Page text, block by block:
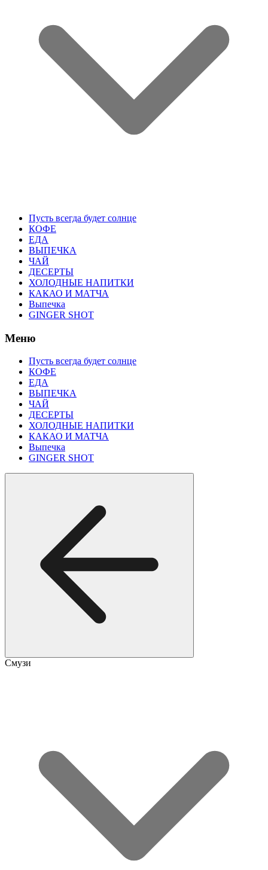
Пусть всегда будет солнце
КОФЕ
ЕДА
ВЫПЕЧКА
ЧАЙ
ДЕСЕРТЫ
ХОЛОДНЫЕ НАПИТКИ
КАКАО И МАТЧА
Выпечка
GINGER SHOT
Меню
Пусть всегда будет солнце
КОФЕ
ЕДА
ВЫПЕЧКА
ЧАЙ
ДЕСЕРТЫ
ХОЛОДНЫЕ НАПИТКИ
КАКАО И МАТЧА
Выпечка
GINGER SHOT
Смузи